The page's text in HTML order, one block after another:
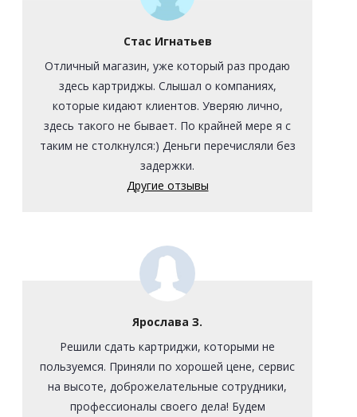
Стас Игнатьев
Отличный магазин, уже который раз продаю
здесь картриджы. Слышал о компаниях,
которые кидают клиентов. Уверяю лично,
здесь такого не бывает. По крайней мере я с
таким не столкнулся:) Деньги перечисляли без
задержки.
Другие отзывы
Ярослава З.
Решили сдать картриджи, которыми не
пользуемся. Приняли по хорошей цене, сервис
на высоте, доброжелательные сотрудники,
профессионалы своего дела! Будем